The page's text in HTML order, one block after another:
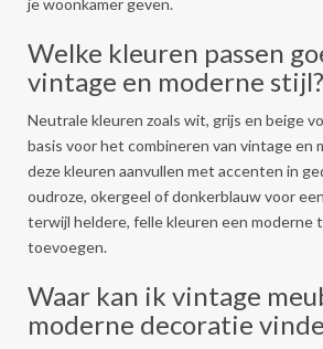
je woonkamer geven.
Welke kleuren passen
vintage en moderne stijl?
Neutrale kleuren zoals wit, grijs en beige
basis voor het combineren van vintage en
deze kleuren aanvullen met accenten in
oudroze, okergeel of donkerblauw voor
terwijl heldere, felle kleuren een moderne
toevoegen.
Waar kan ik vintage
moderne decoratie